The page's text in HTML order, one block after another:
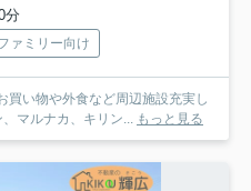
分
ァミリー向け
買い物や外食など周辺施設充実し
マルナカ、キリン...
もっと見る